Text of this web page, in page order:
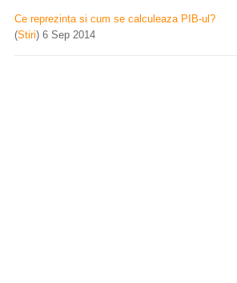
Ce reprezinta si cum se calculeaza PIB-ul?
(Stiri) 6 Sep 2014